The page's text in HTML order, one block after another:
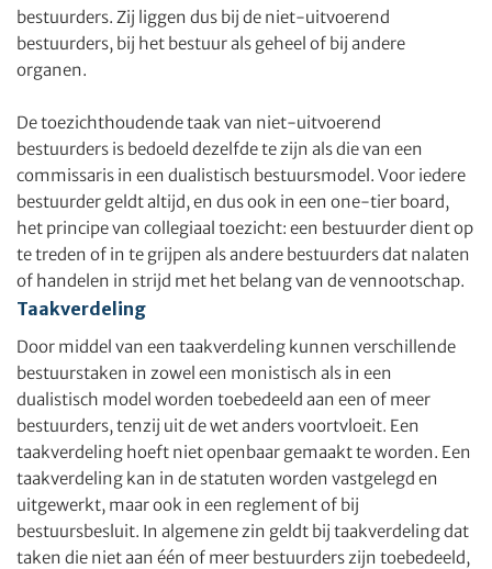
bestuurders. Zij liggen dus bij de niet-uitvoerend
bestuurders, bij het bestuur als geheel of bij andere
organen.
De toezichthoudende taak van niet-uitvoerend
bestuurders is bedoeld dezelfde te zijn als die van een
commissaris in een dualistisch bestuursmodel. Voor iedere
bestuurder geldt altijd, en dus ook in een one-tier board,
het principe van collegiaal toezicht: een bestuurder dient op
te treden of in te grijpen als andere bestuurders dat nalaten
of handelen in strijd met het belang van de vennootschap.
Taakverdeling
Door middel van een taakverdeling kunnen verschillende
bestuurstaken in zowel een monistisch als in een
dualistisch model worden toebedeeld aan een of meer
bestuurders, tenzij uit de wet anders voortvloeit. Een
taakverdeling hoeft niet openbaar gemaakt te worden. Een
taakverdeling kan in de statuten worden vastgelegd en
uitgewerkt, maar ook in een reglement of bij
bestuursbesluit. In algemene zin geldt bij taakverdeling dat
taken die niet aan één of meer bestuurders zijn toebedeeld,